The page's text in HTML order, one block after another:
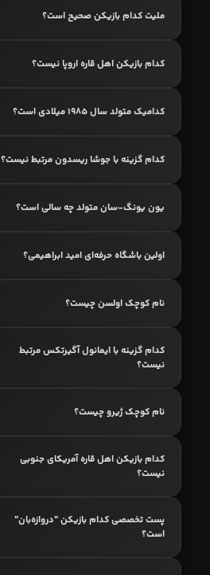
ملیت کدام بازیکن صحیح است؟
کدام بازیکن اهل قاره اروپا نیست؟
کدامیک متولد سال 1985 میلادی است؟
کدام گزینه با جوشا ریسدون مرتبط نیست؟
یون یونگ-سان متولد چه سالی است؟
اولین باشگاه حرفه‌ای امید ابراهیمی؟
نام کوچک اولسن چیست؟
کدام گزینه با ایمانول آگیرتکس مرتبط
نیست؟
نام کوچک ژیرو چیست؟
کدام بازیکن اهل قاره آمریکای جنوبی
نیست؟
پست تخصصی کدام بازیکن "دروازه‌بان"
است؟